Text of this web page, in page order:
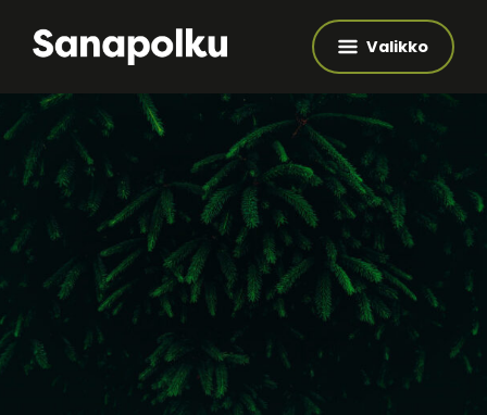
Valikko